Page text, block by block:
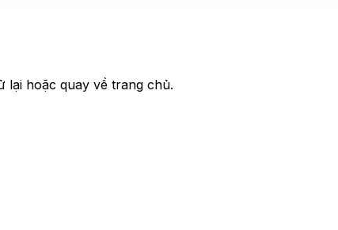
lại hoặc quay về trang chủ.